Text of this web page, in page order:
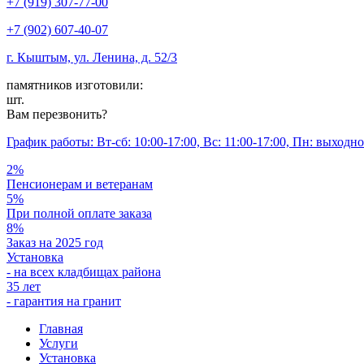
+7 (902) 607-40-07
г. Кыштым, ул. Ленина, д. 52/3
памятников изготовили:
шт.
Вам перезвонить?
График работы: Вт-сб: 10:00-17:00, Вс: 11:00-17:00, Пн:
2%
Пенсионерам и ветеранам
5%
При полной оплате заказа
8%
Заказ на 2025 год
Установка
- на всех кладбищах района
35 лет
- гарантия на гранит
Главная
Услуги
Установка